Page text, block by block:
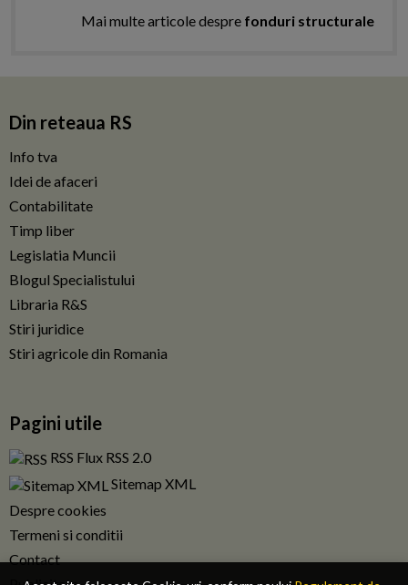
Mai multe articole despre fonduri structurale
Din reteaua RS
Info tva
Idei de afaceri
Contabilitate
Timp liber
Legislatia Muncii
Blogul Specialistului
Libraria R&S
Stiri juridice
Stiri agricole din Romania
Pagini utile
RSS Flux RSS 2.0
Sitemap XML
Despre cookies
Termeni si conditii
Contact